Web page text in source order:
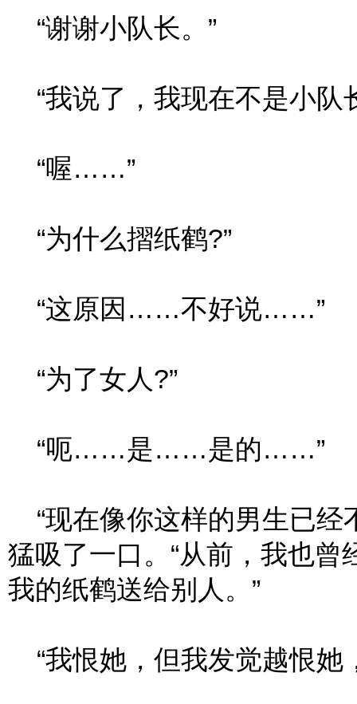
“谢谢小队长。”
“我说了，我现在不是小队
“喔……”
“为什么摺纸鹤?”
“这原因……不好说……”
“为了女人?”
“呃……是……是的……”
“现在像你这样的男生已经
猛吸了一口。“从前，我也
我的纸鹤送给别人。”
“我恨她，但我发觉越恨她